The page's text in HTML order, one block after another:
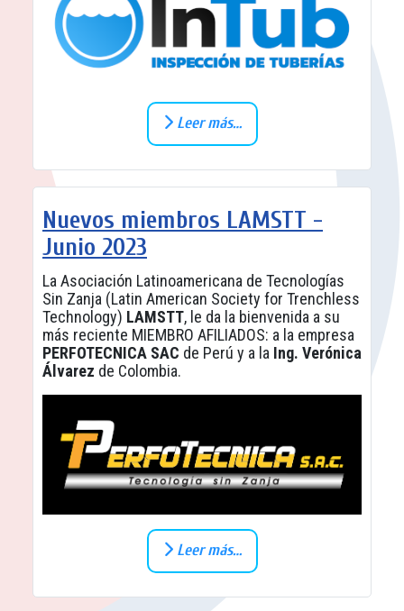
Leer más…
Nuevos miembros LAMSTT -
Junio 2023
La Asociación Latinoamericana de Tecnologías
Sin Zanja (Latin American Society for Trenchless
Technology) LAMSTT, le da la bienvenida a su
más reciente MIEMBRO AFILIADOS: a la empresa
PERFOTECNICA SAC de Perú y a la Ing. Verónica
Álvarez de Colombia.
Leer más…